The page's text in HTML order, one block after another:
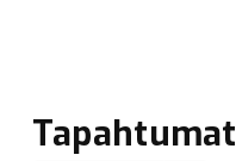
Tapahtumat